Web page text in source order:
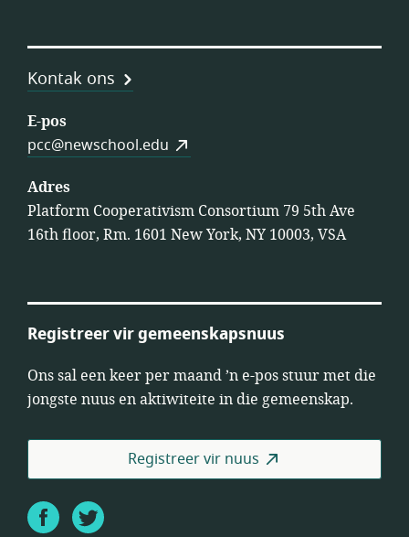
Kontak ons
E-pos
pcc@newschool.edu
Adres
Platform Cooperativism Consortium 79 5th Ave
16th floor, Rm. 1601 New York, NY 10003, VSA
Registreer vir gemeenskapsnuus
Ons sal een keer per maand ’n e-pos stuur met die
jongste nuus en aktiwiteite in die gemeenskap.
Registreer vir nuus
FacebookTwitter